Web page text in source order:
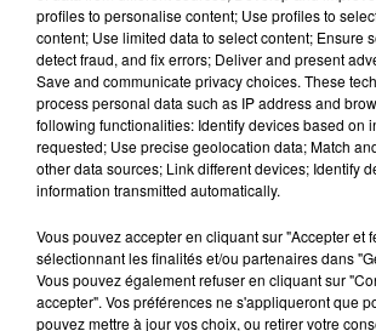
Alouette vous
Futuroscope
Le Duel - Gagnez
en jet ski !
profiles to personalise content; Use profiles to
content; Use limited data to select content; Ensure
detect fraud, and fix errors; Deliver and present
Save and communicate privacy choices. These
process personal data such as IP address and
following functionalities: Identify devices based on
requested; Use precise geolocation data; Match
other data sources; Link different devices; Identify
information transmitted automatically.
Vous pouvez accepter en cliquant sur "Accepter et
sélectionnant les finalités et/ou partenaires dans
Vous pouvez également refuser en cliquant sur
accepter". Vos préférences ne s'appliqueront que
pouvez mettre à jour vos choix, ou retirer votre